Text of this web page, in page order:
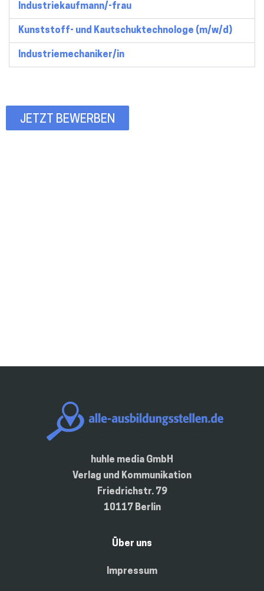
Industriekaufmann/-frau
Kunststoff- und Kautschuktechnologe (m/w/d)
Industriemechaniker/in
JETZT BEWERBEN
huhle media GmbH
Verlag und Kommunikation
Friedrichstr. 79
10117 Berlin
Über uns
Impressum